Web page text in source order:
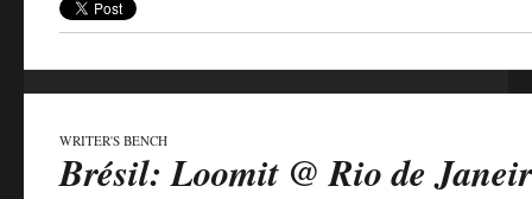
WRITER'S BENCH
Brésil: Loomit @ Rio de